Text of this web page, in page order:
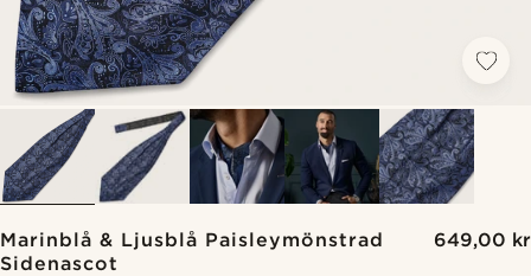
Marinblå & Ljusblå Paisleymönstrad
Sidenascot
649,00 kr